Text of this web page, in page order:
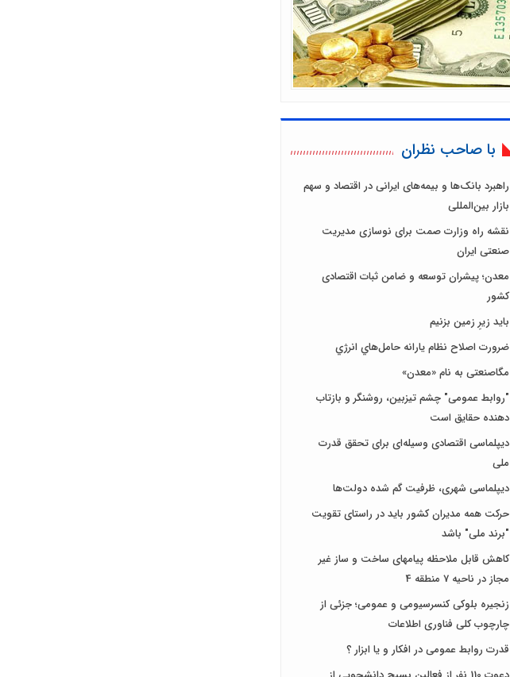
با صاحب نظران
راهبرد بانک‌ها و بیمه‌های ایرانی در اقتصاد و سهم
بازار بین‌المللی
نقشه راه وزارت صمت برای نوسازی مدیریت
صنعتی ایران
معدن؛ پیشران توسعه و ضامن ثبات اقتصادی
کشور
باید زیرِ زمین بزنیم
ضرورت اصلاح نظام يارانه حامل‌هاي انرژي
مگاصنعتی به نام «معدن»
"روابط عمومی" چشم تیزبین، روشنگر و بازتاب
دهنده حقایق است
دیپلماسی اقتصادی وسیله‌ای برای تحقق قدرت
ملی
دیپلماسی شهری، ظرفیت گم شده دولت‌ها
حرکت همه مدیران کشور باید در راستای تقویت
"برند ملی" باشد
کاهش قابل ملاحظه پیامهای ساخت و ساز غیر
مجاز در ناحیه 7 منطقه 4
زنجیره بلوکی کنسرسیومی و عمومی؛ جزئی از
چارچوب کلی فناوری اطلاعات
قدرت روابط عمومی در افکار و یا ابزار ؟